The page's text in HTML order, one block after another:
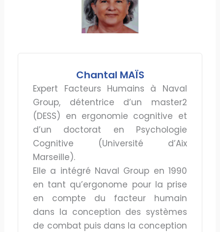
Chantal MAÏS
Expert Facteurs Humains à Naval
Group, détentrice d’un master2
(DESS) en ergonomie cognitive et
d’un doctorat en Psychologie
Cognitive (Université d’Aix
Marseille).
Elle a intégré Naval Group en 1990
en tant qu’ergonome pour la prise
en compte du facteur humain
dans la conception des systèmes
de combat puis dans la conception